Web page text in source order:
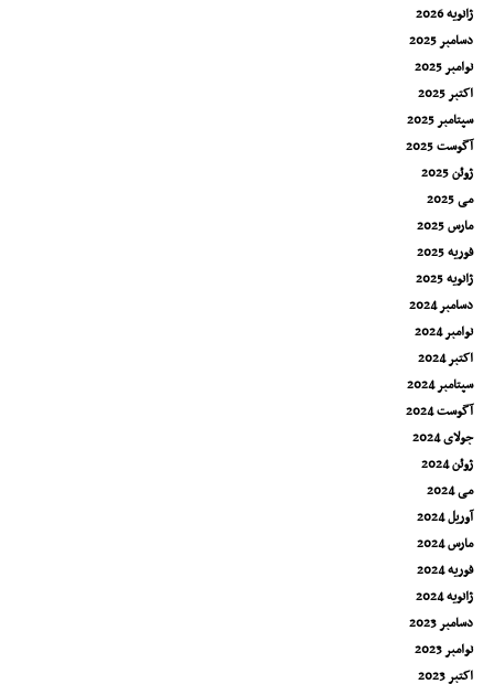
ژانویه 2026
دسامبر 2025
نوامبر 2025
اکتبر 2025
سپتامبر 2025
آگوست 2025
ژوئن 2025
می 2025
مارس 2025
فوریه 2025
ژانویه 2025
دسامبر 2024
نوامبر 2024
اکتبر 2024
سپتامبر 2024
آگوست 2024
جولای 2024
ژوئن 2024
می 2024
آوریل 2024
مارس 2024
فوریه 2024
ژانویه 2024
دسامبر 2023
نوامبر 2023
اکتبر 2023